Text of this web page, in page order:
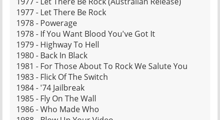
1977 - Let There Be Rock
1978 - Powerage
1978 - If You Want Blood You've Got It
1979 - Highway To Hell
1980 - Back In Black
1981 - For Those About To Rock We Salute You
1983 - Flick Of The Switch
1984 - '74 Jailbreak
1985 - Fly On The Wall
1986 - Who Made Who